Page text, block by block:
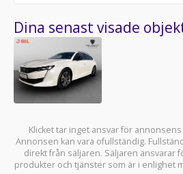
Dina senast visade
Klicket tar inget ansvar för
Annonsen kan vara ofullständig.
direkt från säljaren. Säljaren ansvarar
produkter och tjänster som är i enlighet